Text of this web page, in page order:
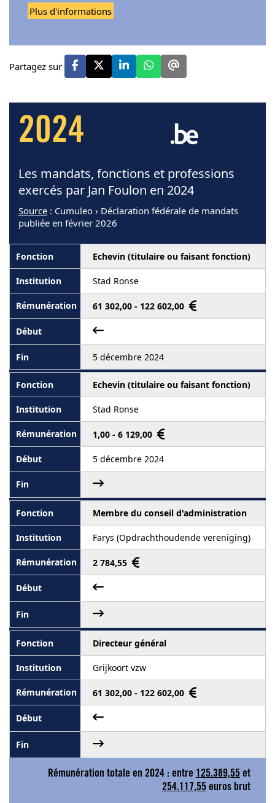
Plus d'informations
Partagez sur
2024
Les mandats, fonctions et professions
exercés par Jan Foulon en 2024
Source : Cumuleo › Déclaration fédérale de mandats
publiée en février 2026
Echevin (titulaire ou faisant fonction)
Stad Ronse
61 302,00 - 122 602,00
5 décembre 2024
Echevin (titulaire ou faisant fonction)
Stad Ronse
1,00 - 6 129,00
5 décembre 2024
Membre du conseil d'administration
Farys (Opdrachthoudende vereniging)
2 784,55
Directeur général
Grijkoort vzw
61 302,00 - 122 602,00
Rémunération totale en 2024 : entre 125.389,55 et
254.117,55 euros brut